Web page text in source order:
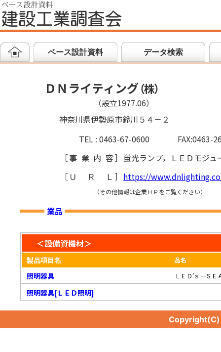
ベース設計資料 データ検索
ＤＮライティング（株）
（設立1977.06）
神奈川県伊勢原市鈴川５４－２
TEL : 0463-67-0600
FAX:0463-
［事業内容］ 蛍光ランプ，ＬＥＤモジ
［ ＵＲＬ ］ https://
（その他情報は企業ＨＰをご覧ください）
業品
＜設備資機材＞
製品項目名 品名
照明器具 ＬＥＤ’ｓ－Ｓ
照明器具[ＬＥＤ照明]